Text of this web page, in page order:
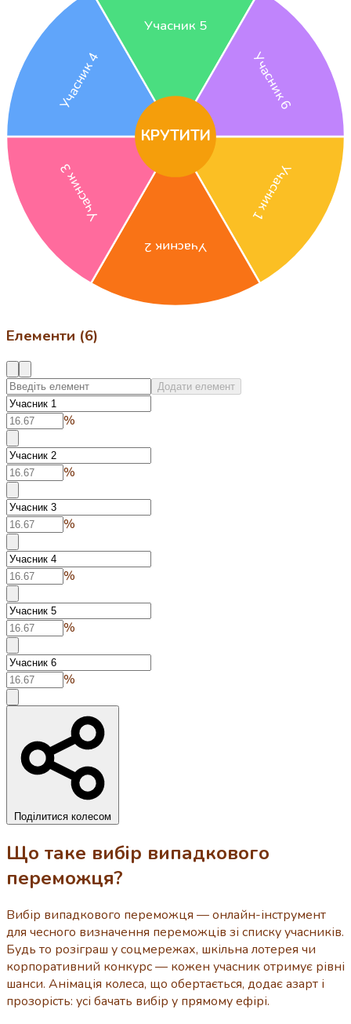
Учасник 1
Учасник 2
Учасник 3
Учасник 4
Учасник 5
Учасник 6
КРУТИТИ
Елементи (6)
Додати елемент
%
%
%
%
%
%
Поділитися колесом
Що таке вибір випадкового
переможця?
Вибір випадкового переможця — онлайн-інструмент
для чесного визначення переможців зі списку учасників.
Будь то розіграш у соцмережах, шкільна лотерея чи
корпоративний конкурс — кожен учасник отримує рівні
шанси. Анімація колеса, що обертається, додає азарт і
прозорість: усі бачать вибір у прямому ефірі.